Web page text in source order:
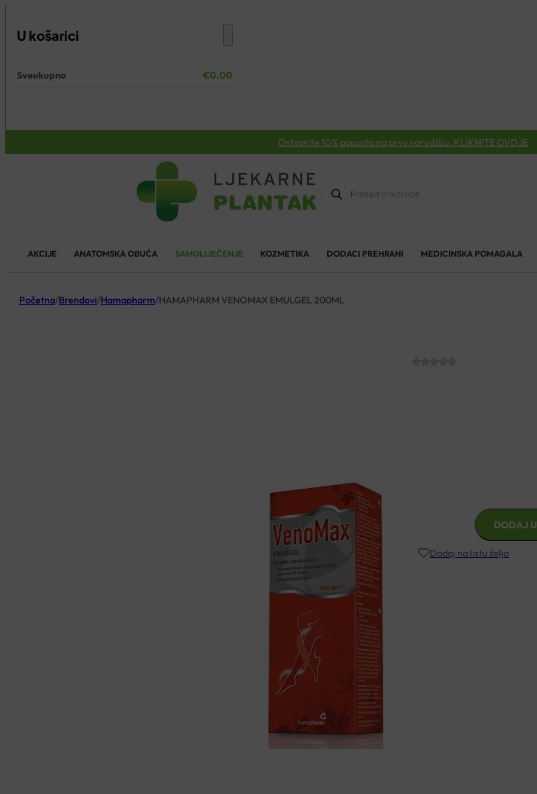
U košarici
Nema proizvoda u košarici.
Sveukupno €0.00
Ostvarite 10% popusta na prvu narudžbu. KLIKNITE OVDJE
Products
search
AKCIJE ANATOMSKA OBUĆA SAMOLIJEČENJE KOZMETIKA DODACI PREHRANI MEDICINSKA POMAGALA
Početna/Brendovi/Hamapharm/HAMAPHARM VENOMAX EMULGEL 200ML
EMULGEL
DODAJ
Dodaj na listu želja